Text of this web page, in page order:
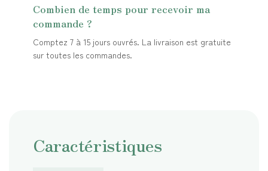
Combien de temps pour recevoir ma
commande ?
Comptez 7 à 15 jours ouvrés. La livraison est gratuite
sur toutes les commandes.
Caractéristiques